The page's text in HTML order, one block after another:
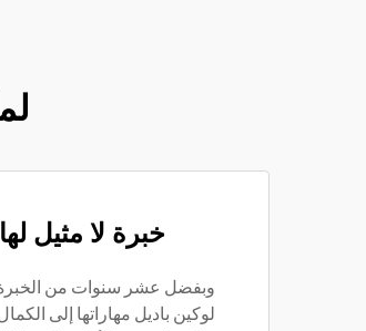
خبرة لا مثيل
وبفضل عشر سنوات من
لوكين باديل مهاراتها إلى